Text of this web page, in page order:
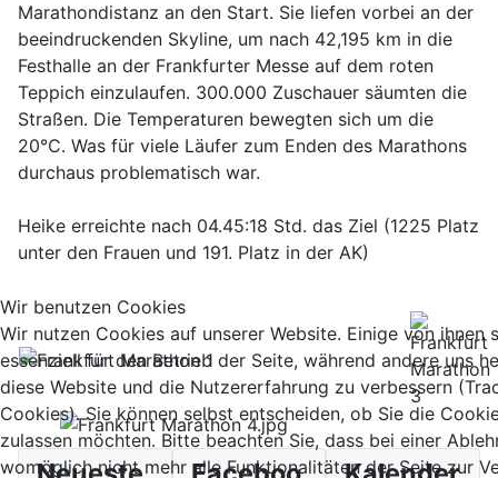
Marathondistanz an den Start. Sie liefen vorbei an der
beeindruckenden Skyline, um nach 42,195 km in die
Festhalle an der Frankfurter Messe auf dem roten
Teppich einzulaufen. 300.000 Zuschauer säumten die
Straßen. Die Temperaturen bewegten sich um die
20°C. Was für viele Läufer zum Enden des Marathons
durchaus problematisch war.
Heike erreichte nach 04.45:18 Std. das Ziel (1225 Platz
unter den Frauen und 191. Platz in der AK)
Wir benutzen Cookies
Wir nutzen Cookies auf unserer Website. Einige von ihnen
essenziell für den Betrieb der Seite, während andere uns
diese Website und die Nutzererfahrung zu verbessern
Cookies). Sie können selbst entscheiden, ob Sie die
zulassen möchten. Bitte beachten Sie, dass bei einer
womöglich nicht mehr alle Funktionalitäten der Seite zur